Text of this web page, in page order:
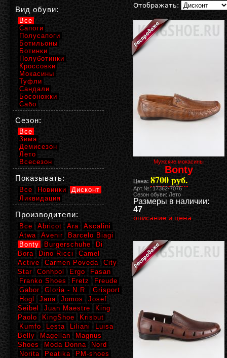
Отображать:
Мужские мокасины
Bonty
Цена: 8700 руб.
Арт.№: 17362-7076
Сезон обуви: Лето
Размеры в наличии:
47
описание и цена
Вид обуви:
Все
Сапоги
Полусапоги
Ботильоны
Ботинки
Полуботинки
Кроссовки
Мокасины
Туфли
Сандали
Босоножки
Сабо
Сезон:
Все
Зима
Демисезон
Лето
Всесезон
Показывать:
Все Новинки
Дисконт
Ликвидация
Производители:
Все Abricot Ara
Ascalini
Atwa
Avenir
Barcelo Biagi
Bonty
Burgerschuhe
Di
Bora
Dino Ricci
Camel
Active
Carmen Poveda
City
Star
Conhpol Ergo
Fasan
Franko Shoes
Fretz
Freude
Gabor
Gloria - N.R.
Grisport
Hogl
Jana Jomos
Josef
Seibel
Juan Maestre
King
Paolo
KingShoe
Krisbut
Kumfo
Lesta Liliani
Luisa
Belly
Magellan
Magnus
Shoes
Moda Donna
Nord
Norita
Peatika
PM-shoes